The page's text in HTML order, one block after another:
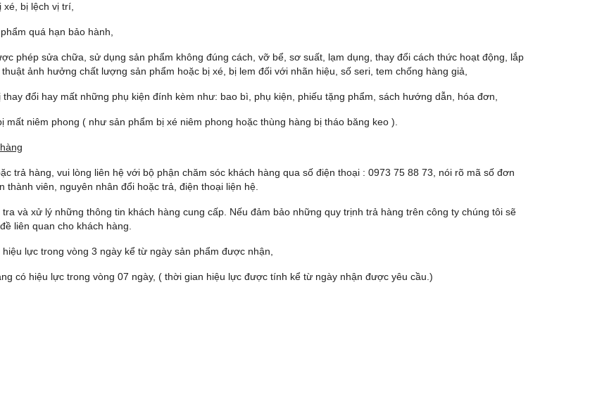
xé, bị lệch vị trí,
quá hạn bảo hành,
phép sửa chữa, sử dụng sản phẩm không đúng cách, vỡ bể, sơ suất, lạm dụng, thay đổi cách thức hoạt động, lắp
ảnh hưởng chất lượng sản phẩm hoặc bị xé, bị lem đối với nhãn hiệu, số seri, tem chống hàng giả,
đổi hay mất những phụ kiện đính kèm như: bao bì, phụ kiện, phiếu tặng phẩm, sách hướng dẫn, hóa đơn,
mất niêm phong ( như sản phẩm bị xé niêm phong hoặc thùng hàng bị tháo băng keo ).
trả hàng, vui lòng liên hệ với bộ phận chăm sóc khách hàng qua số điện thoại : 0973 75 88 73, nói rõ mã số đơn
thành viên, nguyên nhân đổi hoặc trả, điện thoại liện hệ.
tra và xử lý những thông tin khách hàng cung cấp. Nếu đảm bảo những quy trịnh trả hàng trên công ty chúng tôi sẽ
liên quan cho khách hàng.
lực trong vòng 3 ngày kể từ ngày sản phẩm được nhận,
có hiệu lực trong vòng 07 ngày, ( thời gian hiệu lực được tính kể từ ngày nhận được yêu cầu.)